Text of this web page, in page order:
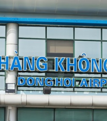
ảnh
nhạc
lịch
phá